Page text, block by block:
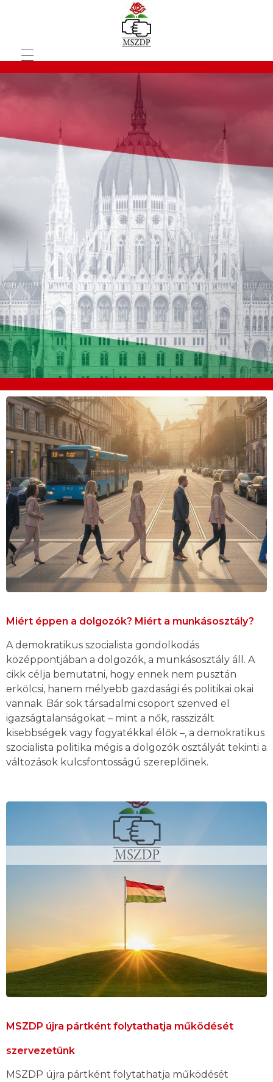
Miért éppen a dolgozók? Miért a munkásosztály?
A demokratikus szocialista gondolkodás
középpontjában a dolgozók, a munkásosztály áll. A
cikk célja bemutatni, hogy ennek nem pusztán
erkölcsi, hanem mélyebb gazdasági és politikai okai
vannak. Bár sok társadalmi csoport szenved el
igazságtalanságokat – mint a nők, rasszizált
kisebbségek vagy fogyatékkal élők –, a demokratikus
szocialista politika mégis a dolgozók osztályát tekinti a
változások kulcsfontosságú szereplőinek.
MSZDP újra pártként folytathatja működését
szervezetünk
MSZDP újra pártként folytathatja működését